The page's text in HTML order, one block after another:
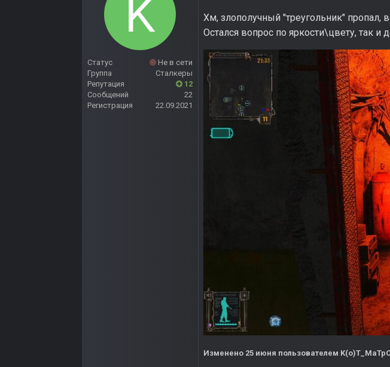
Статус
Не в сети
Группа
Сталкеры
Репутация
12
Сообщений
22
Регистрация
22.09.2021
Хм, злополучный "треугольник" пропал,
Остался вопрос по яркости\цвету, так и
Изменено 25 июня пользователем